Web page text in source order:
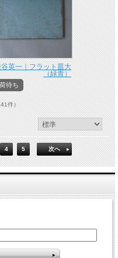
英一｜フラット皿大
（緑青）
待ち
件）
4 5 次へ